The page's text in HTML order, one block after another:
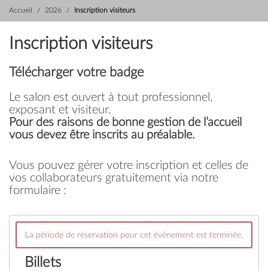
Accueil 2026 Inscription visiteurs
Inscription visiteurs
Télécharger votre badge
Le salon est ouvert à tout professionnel,
exposant et visiteur.
Pour des raisons de bonne gestion de l’accueil
vous devez être inscrits au préalable.
Vous pouvez gérer votre inscription et celles de
vos collaborateurs gratuitement via notre
formulaire :
La période de réservation pour cet événement est terminée.
Billets